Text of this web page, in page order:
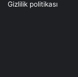
Gizlilik politikası